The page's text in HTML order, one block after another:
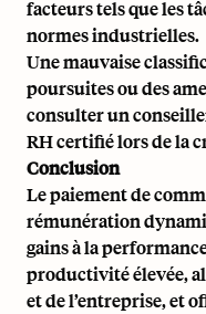
facteurs tels que les
normes industrielles.
Une mauvaise
poursuites ou des
consulter un
RH certifié lors de la
Conclusion
Le paiement de
rémunération
gains à la
productivité élevée,
et de l’entreprise, et